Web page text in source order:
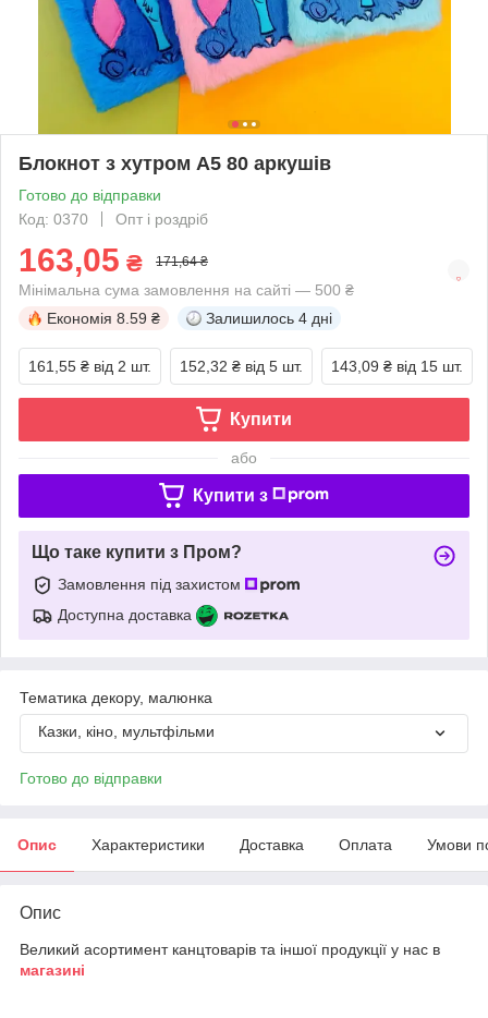
Блокнот з хутром А5 80 аркушів
Готово до відправки
Код: 0370
Опт і роздріб
163,05 ₴ 171,64 ₴
Мінімальна сума замовлення на сайті — 500 ₴
Економія 8.59 ₴ Залишилось 4 дні
161,55 ₴ від 2 шт. 152,32 ₴ від 5 шт. 143,09 ₴ від 15 шт.
Купити
або
Купити з
Що таке купити з Пром?
Замовлення під захистом
Доступна доставка
Тематика декору, малюнка
Казки, кіно, мультфільми
Готово до відправки
Опис Характеристики Доставка Оплата Умови
Опис
Великий асортимент канцтоварів та іншої продукції у нас в
магазині